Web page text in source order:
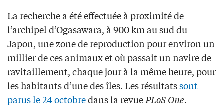
La recherche a été effectuée à proximité de
l’archipel d’Ogasawara, à 900 km au sud du
Japon, une zone de reproduction pour environ un
millier de ces animaux et où passait un navire de
ravitaillement, chaque jour à la même heure, pour
les habitants d’une des îles. Les résultatssont
parus le 24 octobredans la revuePLoS One.